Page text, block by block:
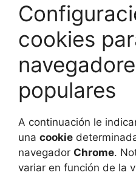
cookies
populares
A continuación le
una cookie
navegador Chrome.
variar en función de la